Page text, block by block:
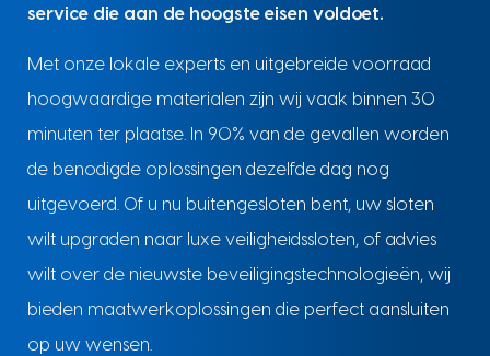
service die aan de hoogste eisen voldoet.
Met onze lokale experts en uitgebreide voorraad
hoogwaardige materialen zijn wij vaak binnen 30
minuten ter plaatse. In 90% van de gevallen worden
de benodigde oplossingen dezelfde dag nog
uitgevoerd. Of u nu buitengesloten bent, uw sloten
wilt upgraden naar luxe veiligheidssloten, of advies
wilt over de nieuwste beveiligingstechnologieën, wij
bieden maatwerkoplossingen die perfect aansluiten
op uw wensen.